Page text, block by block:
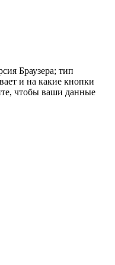
Браузера; тип
и на какие кнопки
чтобы ваши данные